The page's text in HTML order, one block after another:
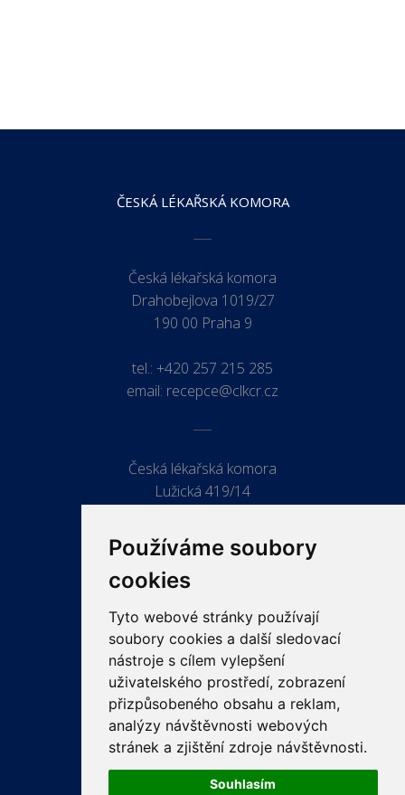
Používáme soubory
cookies
Tyto webové stránky používají
soubory cookies a další sledovací
nástroje s cílem vylepšení
uživatelského prostředí, zobrazení
přizpůsobeného obsahu a reklam,
analýzy návštěvnosti webových
stránek a zjištění zdroje návštěvnosti.
Souhlasím
ČESKÁ LÉKAŘSKÁ KOMORA
Česká lékařská komora
Drahobejlova 1019/27
190 00 Praha 9
tel.: +420 257 215 285
email: recepce@clkcr.cz
Česká lékařská komora
Lužická 419/14
ODKAZY
PRO LÉKAŘE
PRO VEŘEJNOST
VZDĚLÁVÁNÍ